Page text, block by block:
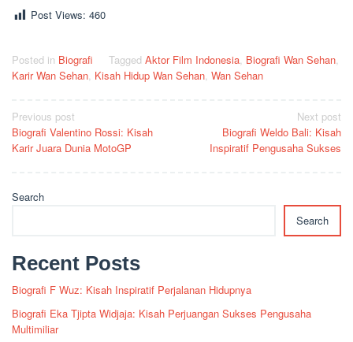
Post Views: 460
Posted in Biografi Tagged Aktor Film Indonesia, Biografi Wan Sehan,
Karir Wan Sehan, Kisah Hidup Wan Sehan, Wan Sehan
Post
navigation
Previous post
Biografi Valentino Rossi: Kisah
Karir Juara Dunia MotoGP
Next post
Biografi Weldo Bali: Kisah
Inspiratif Pengusaha Sukses
Search
Search
Recent Posts
Biografi F Wuz: Kisah Inspiratif Perjalanan Hidupnya
Biografi Eka Tjipta Widjaja: Kisah Perjuangan Sukses Pengusaha
Multimiliar